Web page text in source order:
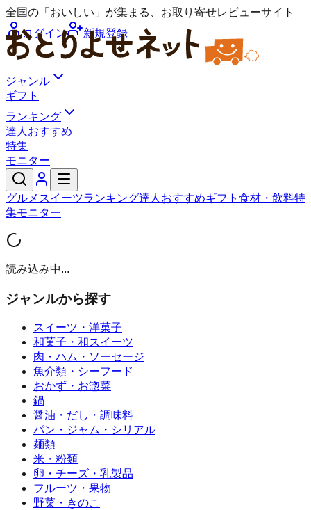
全国の「おいしい」が集まる、お取り寄せレビューサイト
ログイン
新規登録
ジャンル
ギフト
ランキング
達人おすすめ
特集
モニター
グルメ スイーツランキング達人おすすめギフト 食材・飲料特
集モニター
読み込み中...
ジャンルから探す
スイーツ・洋菓子
和菓子・和スイーツ
肉・ハム・ソーセージ
魚介類・シーフード
おかず・お惣菜
鍋
醤油・だし・調味料
パン・ジャム・シリアル
麺類
米・粉類
卵・チーズ・乳製品
フルーツ・果物
野菜・きのこ